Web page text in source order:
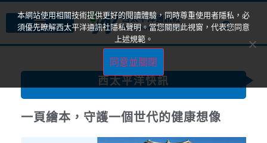
西太平洋快訊
一頁繪本，守護一個世代的健康想像
本網站使用相關技術提供更好的閱讀體驗，同時尊重使用者隱私，必
須優先瞭解西太平洋通訊社隱私聲明。當您關閉此視窗，代表您同意
上述規範。
同意並關閉